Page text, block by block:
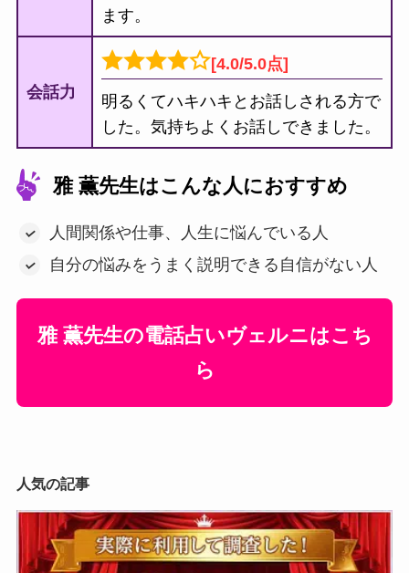
ます。
会話力
[4.0/5.0点]
明るくてハキハキとお話しされる方で
した。気持ちよくお話しできました。
雅 薫先生はこんな人におすすめ
人間関係や仕事、人生に悩んでいる人
自分の悩みをうまく説明できる自信がない人
雅 薫先生の電話占いヴェルニはこち
ら
人気の記事